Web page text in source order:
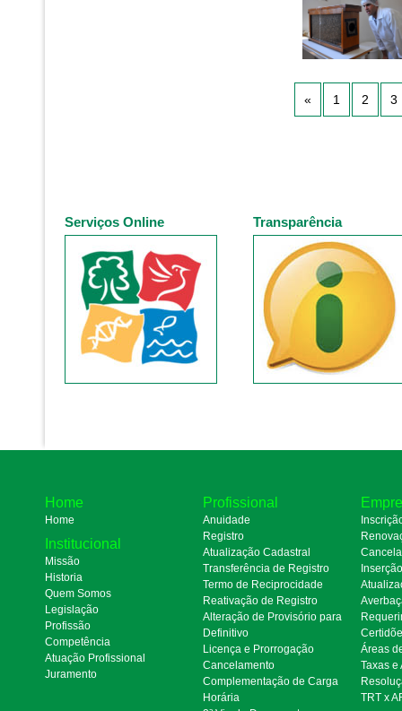
« 1 2 3
Serviços Online Transparência
Home
Home
Institucional
Missão
Historia
Quem Somos
Legislação
Profissão
Competência
Atuação Profissional
Juramento
Profissional
Anuidade
Registro
Atualização Cadastral
Transferência de Registro
Termo de Reciprocidade
Reativação de Registro
Alteração de Provisório para
Definitivo
Licença e Prorrogação
Cancelamento
Complementação de Carga
Horária
Áreas
Taxas e
TRT x